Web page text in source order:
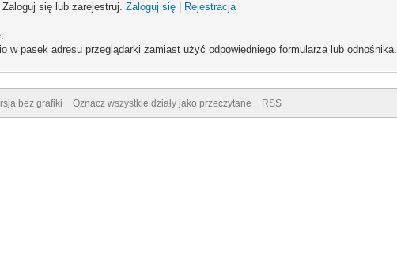
się lub zarejestruj. Zaloguj się
Rejestracja
w pasek adresu przeglądarki zamiast użyć odpowiedniego formularza lub odnośnika.
bez grafiki Oznacz wszystkie działy jako przeczytane RSS